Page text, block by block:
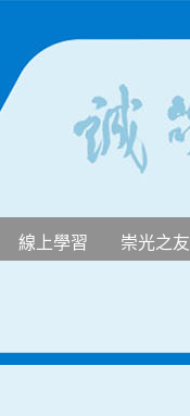
線上學習 崇光之友